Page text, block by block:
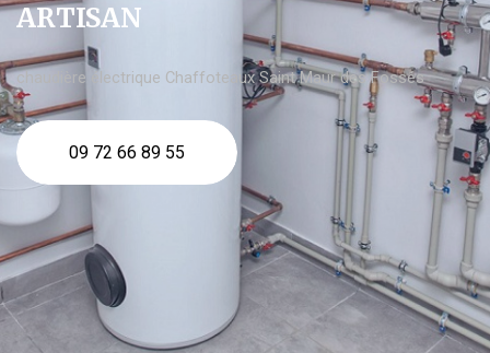
ARTISAN
chaudière électrique Chaffoteaux Saint Maur des Fossés
09 72 66 89 55